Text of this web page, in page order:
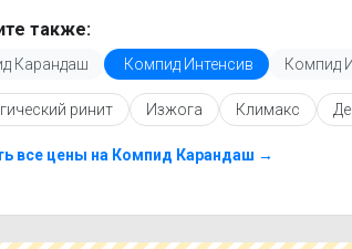
рекомендуется ознакомиться с
по применению, показаниями и
При необходимости вы
аналоги Компид Интенсив с похожим
веществом или более доступной
свой город и сравните предложения. Это
также:
Карандаш Компид Интенсив Компид
ринит Изжога Климакс
все цены на Компид Карандаш →